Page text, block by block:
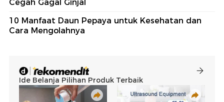
Cegah Gagal Ginjal
10 Manfaat Daun Pepaya untuk Kesehatan dan
Cara Mengolahnya